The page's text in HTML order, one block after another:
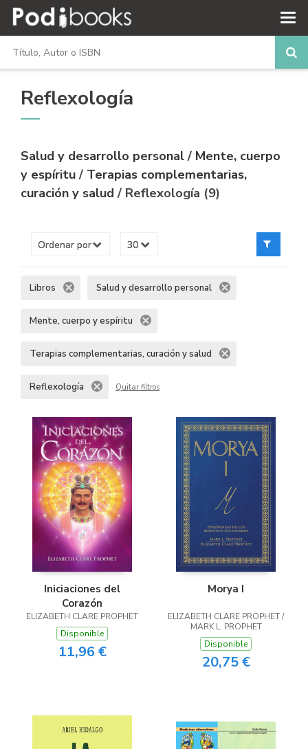
Reflexología
Salud y desarrollo personal/ Mente, cuerpo
y espíritu/ Terapias complementarias,
curación y salud/ Reflexología (9)
Libros Salud y desarrollo personal
Mente, cuerpo y espíritu
Terapias complementarias, curación y salud
Reflexología Quitar filtros
Iniciaciones del
Corazón
ELIZABETH CLARE PROPHET
Disponible
11,96 €
Morya I
ELIZABETH CLARE PROPHET /
MARK L. PROPHET
Disponible
20,75 €